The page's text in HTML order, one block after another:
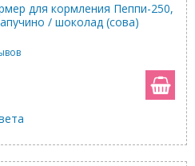
для кормления Пеппи-250,
/ шоколад (сова)